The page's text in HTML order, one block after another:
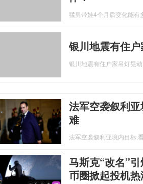
猛男带娃4个月后变化能有
银川地震有住
银川地震有住户家吊灯晃
法军空袭叙利
难
法军空袭叙利亚境内目标,
马斯克“改名”
币圈掀起投机